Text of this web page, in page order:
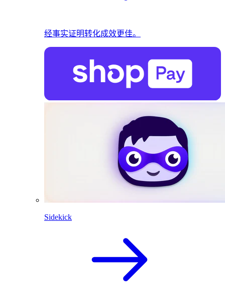
经事实证明转化成效更佳。
Sidekick